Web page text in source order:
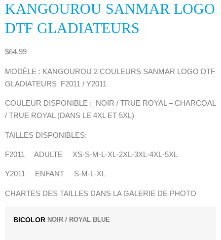
KANGOUROU SANMAR LOGO
DTF GLADIATEURS
$64.99
MODÈLE : KANGOUROU 2 COULEURS SANMAR LOGO DTF
GLADIATEURS F2011 / Y2011
COULEUR DISPONIBLE : NOIR / TRUE ROYAL – CHARCOAL
/ TRUE ROYAL (DANS LE 4XL ET 5XL)
TAILLES DISPONIBLES:
F2011 ADULTE XS-S-M-L-XL-2XL-3XL-4XL-5XL
Y2011 ENFANT S-M-L-XL
CHARTES DES TAILLES DANS LA GALERIE DE PHOTO
BICOLOR NOIR / ROYAL BLUE